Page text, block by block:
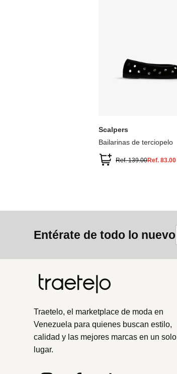
Scalpers
Bailarinas de terciopelo
Ref.139.00Ref.83.00
Entérate de todo lo nuevo
Traetelo, el marketplace de moda en
Venezuela para quienes buscan estilo,
calidad y las mejores marcas en un solo
lugar.